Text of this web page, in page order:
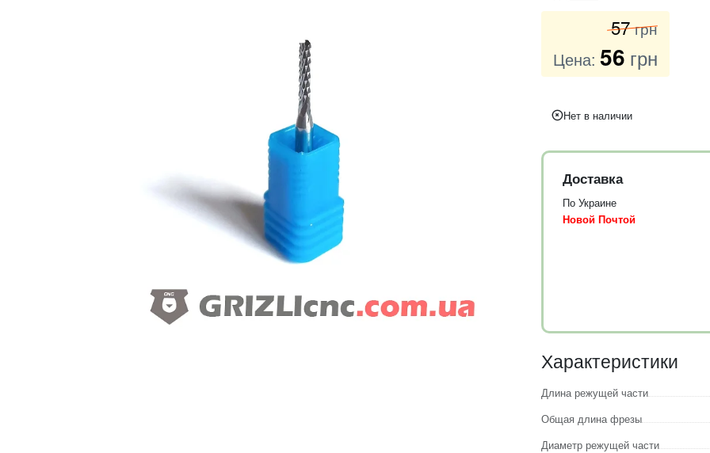
57 грн
Цена: 56 грн
Нет в наличии
Доставка
По Украине
Новой Почтой
Характеристики
Длина режущей части
Общая длина фрезы
Диаметр режущей части